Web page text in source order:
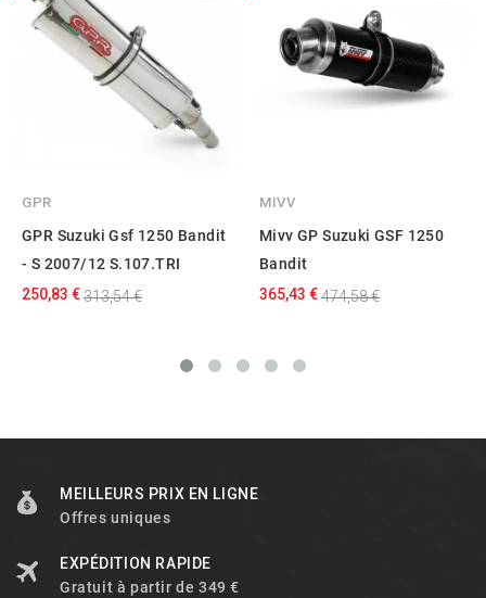
GPR
GPR Suzuki Gsf 1250 Bandit
- S 2007/12 S.107.TRI
250,83 €313,54 €
MIVV
Mivv GP Suzuki GSF 1250
Bandit
365,43 €474,58 €
MEILLEURS PRIX EN LIGNE
Offres uniques
EXPÉDITION RAPIDE
Gratuit à partir de 349 €